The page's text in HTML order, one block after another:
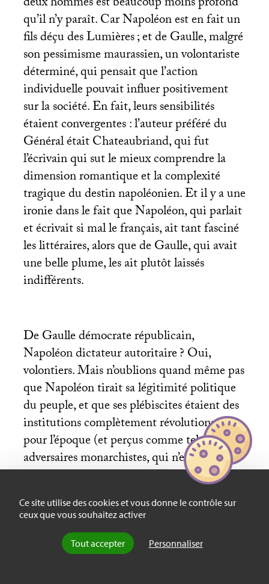
Ce site utilise des cookies et vous donne le contrôle sur
ceux que vous souhaitez activer
Tout accepter Personnaliser
qu’il n’y paraît. Car Napoléon est en fait un
fils déçu des Lumières; et de Gaulle, malgré
son pessimisme maurassien, un volontariste
déterminé, qui pensait que l’action
individuelle pouvait influer positivement
sur la société. En fait, leurs sensibilités
étaient convergentes : l’auteur préféré du
Général était Chateaubriand, qui fut
l’écrivain qui sut le mieux comprendre la
dimension romantique et la complexité
tragique du destin napoléonien. Et il y a une
ironie dans le fait que Napoléon, qui parlait
et écrivait si mal le français, ait tant fasciné
les littéraires, alors que de Gaulle, qui avait
une belle plume, les ait plutôt laissés
indifférents.
De Gaulle démocrate républicain,
Napoléon dictateur autoritaire? Oui,
volontiers. Mais n’oublions quand même pas
que Napoléon tirait sa légitimité politique
du peuple, et que ses plébiscites étaient des
institutions complètement révolutionnaires
pour l’époque (et perçus comme tels par ses
adversaires monarchistes, qui n’eurent de
cesse de dénoncer en lui un Robespierre à
cheval). Et le retour du Général au pouvoir
en Mai 1958 – comme vient de le
démontrer l’ouvrage de Michel Winock
– fut un coup d’Etat parfaitement exécuté,